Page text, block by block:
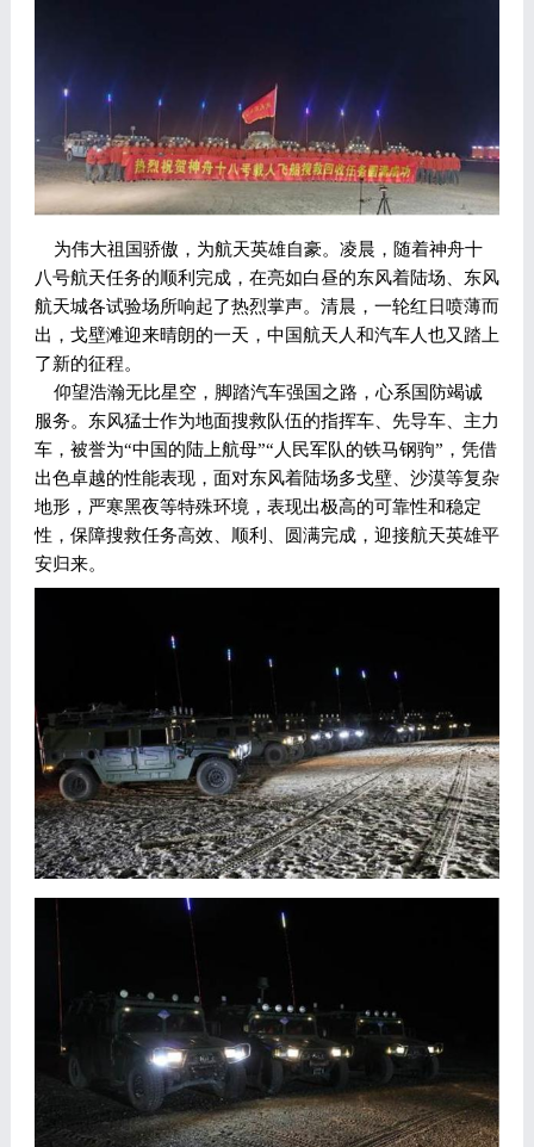
为伟大祖国骄傲，为航天英雄自豪。凌晨，随着神舟十
八号航天任务的顺利完成，在亮如白昼的东风着陆场、东风
航天城各试验场所响起了热烈掌声。清晨，一轮红日喷薄而
出，戈壁滩迎来晴朗的一天，中国航天人和汽车人也又踏上
了新的征程。
仰望浩瀚无比星空，脚踏汽车强国之路，心系国防竭诚
服务。东风猛士作为地面搜救队伍的指挥车、先导车、主力
车，被誉为“中国的陆上航母”“人民军队的铁马钢驹”，凭借
出色卓越的性能表现，面对东风着陆场多戈壁、沙漠等复杂
地形，严寒黑夜等特殊环境，表现出极高的可靠性和稳定
性，保障搜救任务高效、顺利、圆满完成，迎接航天英雄平
安归来。